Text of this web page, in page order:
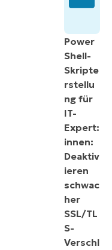
Power
Shell-
Skripte
rstellu
ng für
IT-
Expert:
innen:
Deaktiv
ieren
schwac
her
SSL/TL
S-
Verschl